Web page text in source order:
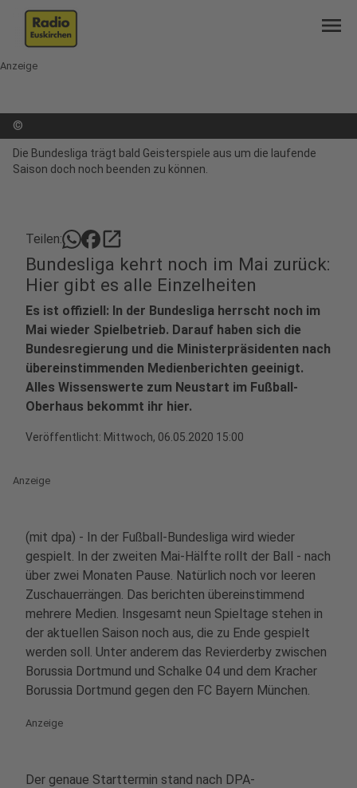
menu
Anzeige
©
Die Bundesliga trägt bald Geisterspiele aus um die laufende
Saison doch noch beenden zu können.
Teilen: open_in_new
Bundesliga kehrt noch im Mai zurück:
Hier gibt es alle Einzelheiten
Es ist offiziell: In der Bundesliga herrscht noch im
Mai wieder Spielbetrieb. Darauf haben sich die
Bundesregierung und die Ministerpräsidenten nach
übereinstimmenden Medienberichten geeinigt.
Alles Wissenswerte zum Neustart im Fußball-
Oberhaus bekommt ihr hier.
Veröffentlicht: Mittwoch, 06.05.2020 15:00
Anzeige
(mit dpa) - In der Fußball-Bundesliga wird wieder
gespielt. In der zweiten Mai-Hälfte rollt der Ball - nach
über zwei Monaten Pause. Natürlich noch vor leeren
Zuschauerrängen. Das berichten übereinstimmend
mehrere Medien. Insgesamt neun Spieltage stehen in
der aktuellen Saison noch aus, die zu Ende gespielt
werden soll. Unter anderem das Revierderby zwischen
Borussia Dortmund und Schalke 04 und dem Kracher
Borussia Dortmund gegen den FC Bayern München.
Anzeige
Der genaue Starttermin stand nach DPA-